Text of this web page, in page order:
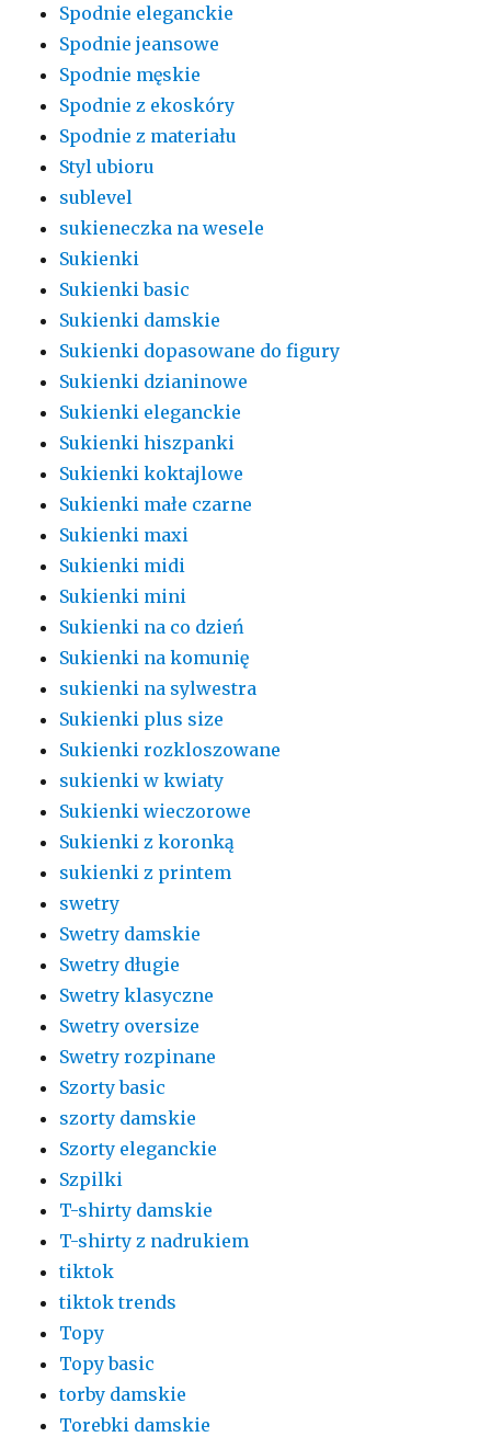
Spodnie eleganckie
Spodnie jeansowe
Spodnie męskie
Spodnie z ekoskóry
Spodnie z materiału
Styl ubioru
sublevel
sukieneczka na wesele
Sukienki
Sukienki basic
Sukienki damskie
Sukienki dopasowane do figury
Sukienki dzianinowe
Sukienki eleganckie
Sukienki hiszpanki
Sukienki koktajlowe
Sukienki małe czarne
Sukienki maxi
Sukienki midi
Sukienki mini
Sukienki na co dzień
Sukienki na komunię
sukienki na sylwestra
Sukienki plus size
Sukienki rozkloszowane
sukienki w kwiaty
Sukienki wieczorowe
Sukienki z koronką
sukienki z printem
swetry
Swetry damskie
Swetry długie
Swetry klasyczne
Swetry oversize
Swetry rozpinane
Szorty basic
szorty damskie
Szorty eleganckie
Szpilki
T-shirty damskie
T-shirty z nadrukiem
tiktok
tiktok trends
Topy
Topy basic
torby damskie
Torebki damskie